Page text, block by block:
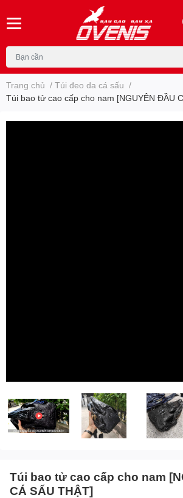
Trang chủ / Túi đeo da cá sấu /
Túi bao tử cao cấp cho nam [NGUYÊN ĐẦU
Túi bao tử cao cấp cho nam
CÁ SẤU THẬT]